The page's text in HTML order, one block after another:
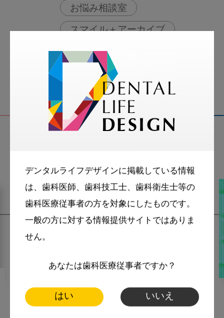
デンタルライフデザインに掲載している情報
は、歯科医師、歯科技工士、歯科衛生士等の
歯科医療従事者の方を対象にしたものです。
一般の方に対する情報提供サイトではありま
せん。
あなたは歯科医療従事者ですか？
はい いいえ
お悩み相談室
スマイル＋アーカイブ
動画
2022・11・21 MoreSmile
歯科医院さま必見！糖尿病患